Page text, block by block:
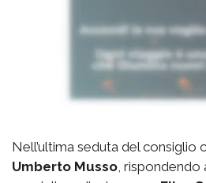
Nell’ultima seduta del consiglio
Umberto Musso, rispondendo